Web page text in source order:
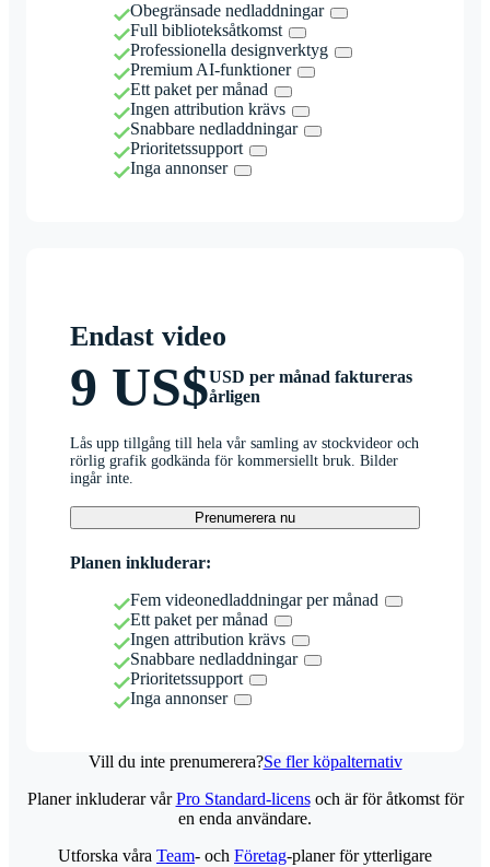
Obegränsade nedladdningar
Full biblioteksåtkomst
Professionella designverktyg
Premium AI-funktioner
Ett paket per månad
Ingen attribution krävs
Snabbare nedladdningar
Prioritetssupport
Inga annonser
Endast video
9 US$USD per månad faktureras
årligen
Lås upp tillgång till hela vår samling av stockvideor och
rörlig grafik godkända för kommersiellt bruk. Bilder
ingår inte.
Prenumerera nu
Planen inkluderar:
Fem videonedladdningar per månad
Ett paket per månad
Ingen attribution krävs
Snabbare nedladdningar
Prioritetssupport
Inga annonser
Vill du inte prenumerera?Se fler köpalternativ
Planer inkluderar vårPro Standard-licensoch är för åtkomst för
en enda användare.
Utforska våra Team- och Företag-planer för ytterligare